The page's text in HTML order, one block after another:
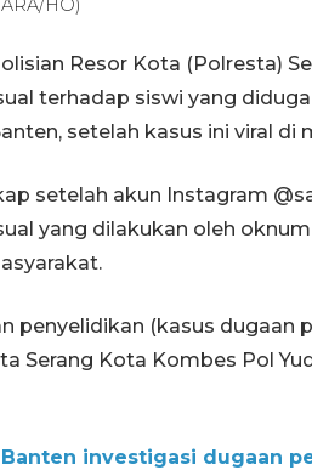
HO)
Resor Kota (Polresta)
terhadap siswi yang
setelah kasus ini viral di
setelah akun Instagram
yang dilakukan oleh
penyelidikan (kasus dugaan
Serang Kota Kombes Pol
investigasi dugaan